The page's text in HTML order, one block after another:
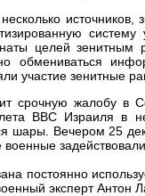
целей
обмениваться
участие зенитные
срочную жалобу
ВВС Израиля
шары. Вечером 25
постоянно
эксперт Антон